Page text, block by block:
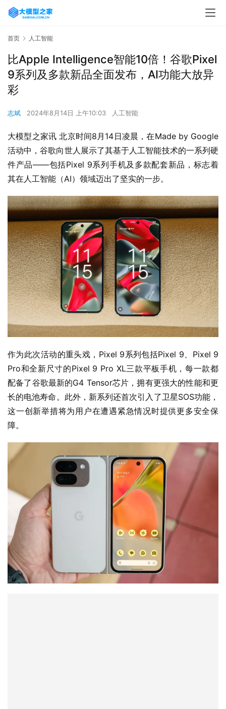
首页 人工智能
比Apple Intelligence智能10倍！谷歌Pixel
9系列及多款新品全面发布，AI功能大放异
彩
志斌 2024年8月14日 上午10:03 人工智能
大模型之家讯 北京时间8月14日凌晨，在Made by Google
活动中，谷歌向世人展示了其基于人工智能技术的一系列硬
件产品——包括Pixel 9系列手机及多款配套新品，标志着
其在人工智能（AI）领域迈出了坚实的一步。
作为此次活动的重头戏，Pixel 9系列包括Pixel 9、Pixel 9
Pro和全新尺寸的Pixel 9 Pro XL三款平板手机，每一款都
配备了谷歌最新的G4 Tensor芯片，拥有更强大的性能和更
长的电池寿命。此外，新系列还首次引入了卫星SOS功能，
这一创新举措将为用户在遭遇紧急情况时提供更多安全保
障。